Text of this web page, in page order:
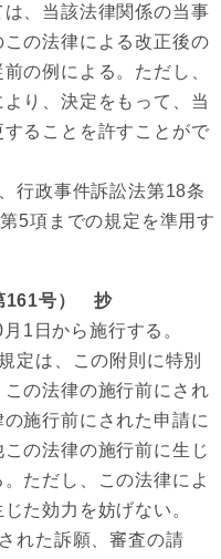
、当該法律関係の当事
の法律による改正後の
の例による。ただし、
り、決定をもって、当
ることを許すことがで
行政事件訴訟法第18条
5項までの規定を準用す
161号） 抄
1日から施行する。
定は、この附則に特別
の法律の施行前にされ
施行前にされた申請に
の法律の施行前に生じ
ただし、この法律によ
た効力を妨げない。
れた訴願、審査の請